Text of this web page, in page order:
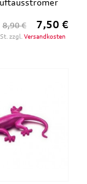
8,90 € 7,50 €
zzgl. Versandkosten